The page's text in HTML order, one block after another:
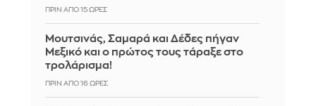
ΠΡΙΝ ΑΠΌ 15 ΏΡΕΣ
Μουτσινάς, Σαμαρά και Δέδες πήγαν
Μεξικό και ο πρώτος τους τάραξε στο
τρολάρισμα!
ΠΡΙΝ ΑΠΌ 16 ΏΡΕΣ